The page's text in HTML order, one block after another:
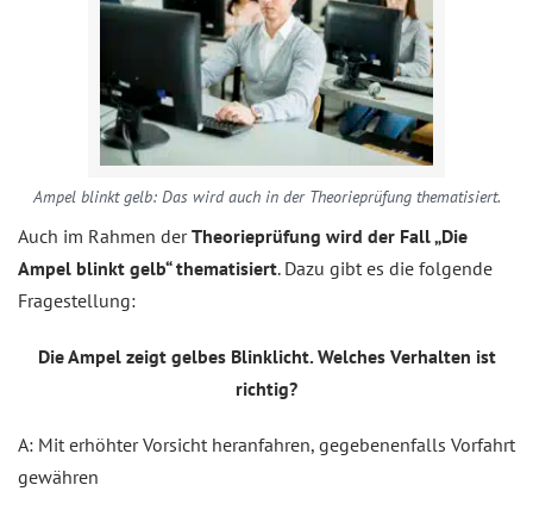
Ampel blinkt gelb: Das wird auch in der Theorieprüfung thematisiert.
Auch im Rahmen derTheorieprüfung wird der Fall „Die
Ampel blinkt gelb“ thematisiert. Dazu gibt es die folgende
Fragestellung:
Die Ampel zeigt gelbes Blinklicht. Welches Verhalten ist
richtig?
A: Mit erhöhter Vorsicht heranfahren, gegebenenfalls Vorfahrt
gewähren